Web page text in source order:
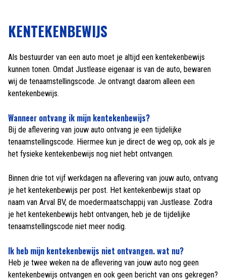
KENTEKENBEWIJS
Als bestuurder van een auto moet je altijd een kentekenbewijs
kunnen tonen. Omdat Justlease eigenaar is van de auto, bewaren
wij de tenaamstellingscode. Je ontvangt daarom alleen een
kentekenbewijs.
Wanneer ontvang ik mijn kentekenbewijs?
Bij de aflevering van jouw auto ontvang je een tijdelijke
tenaamstellingscode. Hiermee kun je direct de weg op, ook als je
het fysieke kentekenbewijs nog niet hebt ontvangen.
Binnen drie tot vijf werkdagen na aflevering van jouw auto, ontvang
je het kentekenbewijs per post. Het kentekenbewijs staat op
naam van Arval BV, de moedermaatschappij van Justlease. Zodra
je het kentekenbewijs hebt ontvangen, heb je de tijdelijke
tenaamstellingscode niet meer nodig.
Ik heb mijn kentekenbewijs niet ontvangen. wat nu?
Heb je twee weken na de aflevering van jouw auto nog geen
kentekenbewijs ontvangen en ook geen bericht van ons gekregen?